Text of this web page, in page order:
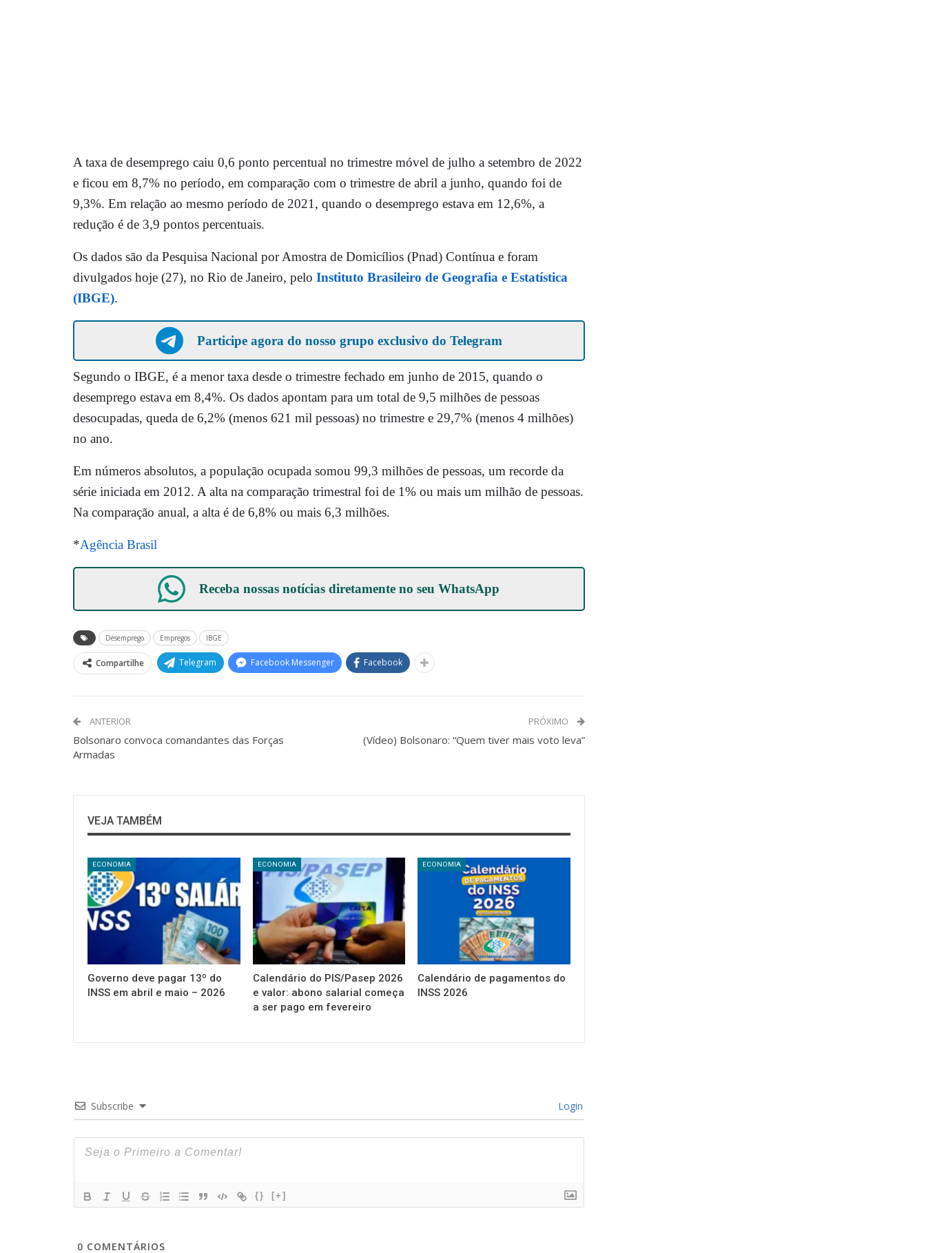
A taxa de desemprego caiu 0,6 ponto percentual no trimestre móvel de julho a setembro de 2022
e ficou em 8,7% no período, em comparação com o trimestre de abril a junho, quando foi de
9,3%. Em relação ao mesmo período de 2021, quando o desemprego estava em 12,6%, a
redução é de 3,9 pontos percentuais.
Os dados são da Pesquisa Nacional por Amostra de Domicílios (Pnad) Contínua e foram
divulgados hoje (27), no Rio de Janeiro, pelo Instituto Brasileiro de Geografia e Estatística
(IBGE).
Participe agora do nosso grupo exclusivo do Telegram
Segundo o IBGE, é a menor taxa desde o trimestre fechado em junho de 2015, quando o
desemprego estava em 8,4%. Os dados apontam para um total de 9,5 milhões de pessoas
desocupadas, queda de 6,2% (menos 621 mil pessoas) no trimestre e 29,7% (menos 4 milhões)
no ano.
Em números absolutos, a população ocupada somou 99,3 milhões de pessoas, um recorde da
série iniciada em 2012. A alta na comparação trimestral foi de 1% ou mais um milhão de pessoas.
Na comparação anual, a alta é de 6,8% ou mais 6,3 milhões.
*Agência Brasil
Receba nossas notícias diretamente no seuWhatsApp
Desemprego Empregos IBGE
Compartilhe Telegram Facebook Messenger Facebook
ANTERIOR
Bolsonaro convoca comandantes das Forças
Armadas
PRÓXIMO
(Vídeo) Bolsonaro: “Quem tiver mais voto leva”
VEJA TAMBÉM
ECONOMIA
Governo deve pagar 13º do
INSS em abril e maio – 2026
ECONOMIA
Calendário do PIS/Pasep 2026
e valor: abono salarial começa
a ser pago em fevereiro
ECONOMIA
Calendário de pagamentos do
INSS 2026
Subscribe Login
{} [+]
0 COMENTÁRIOS